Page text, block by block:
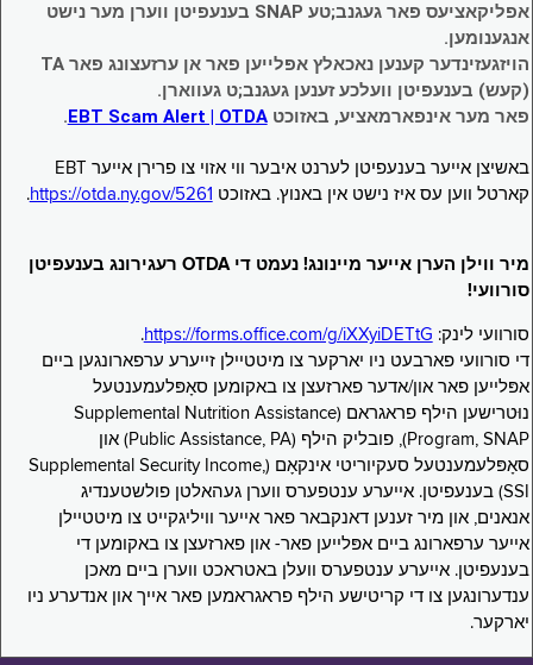
אפליקאציעס פאר געגנב;טע SNAP בענעפיטן ווערן מער נישט
אנגענומען.
הויזגעזינדער קענען נאכאלץ אפּלייען פאר אן ערזעצונג פאר TA
(קעש) בענעפיטן וועלכע זענען געגנב;ט געווארן.
פאר מער אינפארמאציע, באזוכטEBT Scam Alert | OTDA
.
באשיצן אייער בענעפיטן לערנט איבער ווי אזוי צו פרירן אייער EBT
קארטל ווען עס איז נישט אין באנוץ. באזוכט https://otda.ny.gov/5261
.
מיר ווילן הערן אייער מיינונג! נעמט די OTDA רעגירונג בענעפיטן
סורוועי!
סורוועי לינק: https://forms.office.com/g/iXXyiDETtG
.
די סורוועי פארבעט ניו יארקער צו מיטטיילן זייערע ערפארונגען ביים
אפּלייען פאר און/אדער פארזעצן צו באקומען סאָפּלעמענטעל
נוּטרישען הילף פראגראם (Supplemental Nutrition Assistance
Program, SNAP), פובליק הילף (Public Assistance, PA) און
סאָפּלעמענטעל סעקיוריטי אינקאָם (Supplemental Security Income,
SSI) בענעפיטן. אייערע ענטפערס ווערן געהאלטן פולשטענדיג
אנאנים, און מיר זענען דאנקבאר פאר אייער וויליגקייט צו מיטטיילן
אייער ערפארונג ביים אפּלייען פאר- און פארזעצן צו באקומען די
בענעפיטן. אייערע ענטפערס וועלן באטראכט ווערן ביים מאכן
ענדערונגען צו די קריטישע הילף פראגראמען פאר אייך און אנדערע ניו
יארקער.